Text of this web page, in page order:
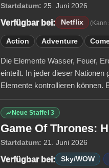
Startdatum: 25. Juni 2026
Verfügbar bei: Netflix (Kann
Action Adventure
Die Elemente Wasser, Feuer,
einteilt. In jeder dieser Nationen
Elemente kontrollieren können.
Neue Staffel 3
Game Of Thrones:
Startdatum: 21. Juni 2026
Verfügbar bei: Sky/WOW